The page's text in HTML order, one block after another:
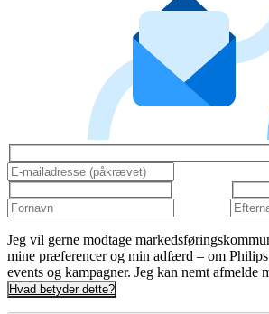
Jeg vil gerne modtage
mine præferencer og min adfærd – om Philips
events og kampagner. Jeg kan nemt afmelde
Hvad betyder dette?